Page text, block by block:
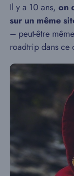
Il y a 10 ans, on
sur un même
– peut-être
roadtrip dans ce